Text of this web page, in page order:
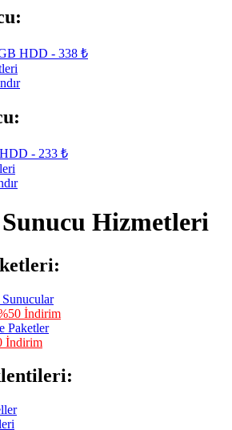
HDD - 338 ₺
- 233 ₺
Hizmetleri
İndirim
Paketler
İndirim